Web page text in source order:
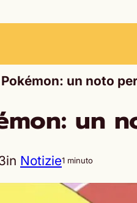
un noto
un
in Notizie1 minuto